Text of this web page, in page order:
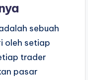
sebuah
oleh setiap
trader
pasar